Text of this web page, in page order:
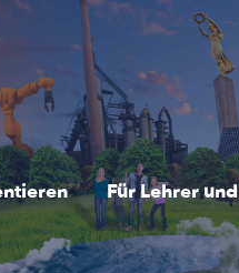
Für Lehrer